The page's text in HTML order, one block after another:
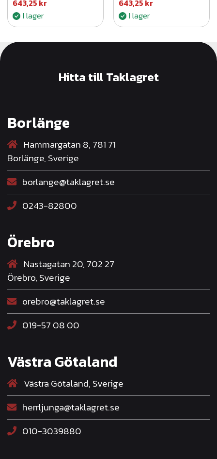
infästning för takstegar
på falsade plåttak.
643,25 kr
I lager
takstegar.
643,25 kr
I lager
Hitta till Taklagret
Borlänge
Hammargatan 8, 781 71
Borlänge, Sverige
borlange@taklagret.se
0243-82800
Örebro
Nastagatan 20, 702 27
Örebro, Sverige
orebro@taklagret.se
019-57 08 00
Västra Götaland
Västra Götaland, Sverige
herrljunga@taklagret.se
010-3039880